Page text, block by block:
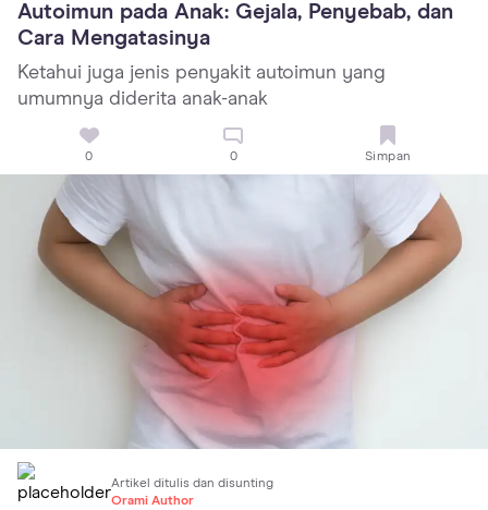
Autoimun pada Anak: Gejala, Penyebab, dan
Cara Mengatasinya
Ketahui juga jenis penyakit autoimun yang
umumnya diderita anak-anak
0 0 Simpan
Artikel ditulis dan disunting
Orami Author